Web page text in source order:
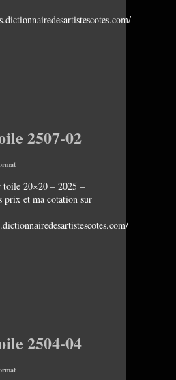
2507-02
20×20 – 2025 –
prix et ma cotation sur
2504-04